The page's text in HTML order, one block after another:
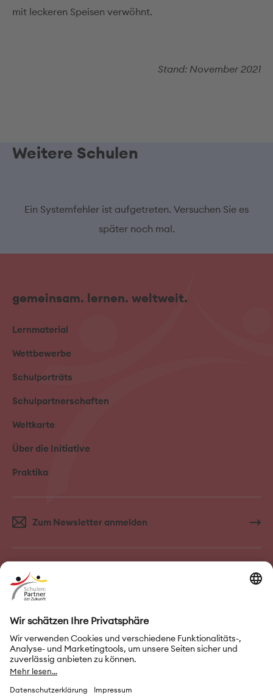
mit leckeren Speisen verwöhnt.
Stand: November 2021
Weitere Schulen
Ein Systemfehler ist aufgetreten. Versuchen Sie es
später noch mal.
gemeinsam. lernen. weltweit.
Lernmaterial
Wettbewerbe
Schulporträts
Schulpartnerschaften
Weltkarte
Über die Initiative
Praktika
Zum Newsletter anmelden
FAQ–Häufige Fragen Kontakt
Nutzungsbedingungen
Datenschutz
Privatsphäre-Einstellungen
Leichte Sprache